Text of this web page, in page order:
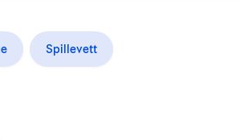
Spillevett